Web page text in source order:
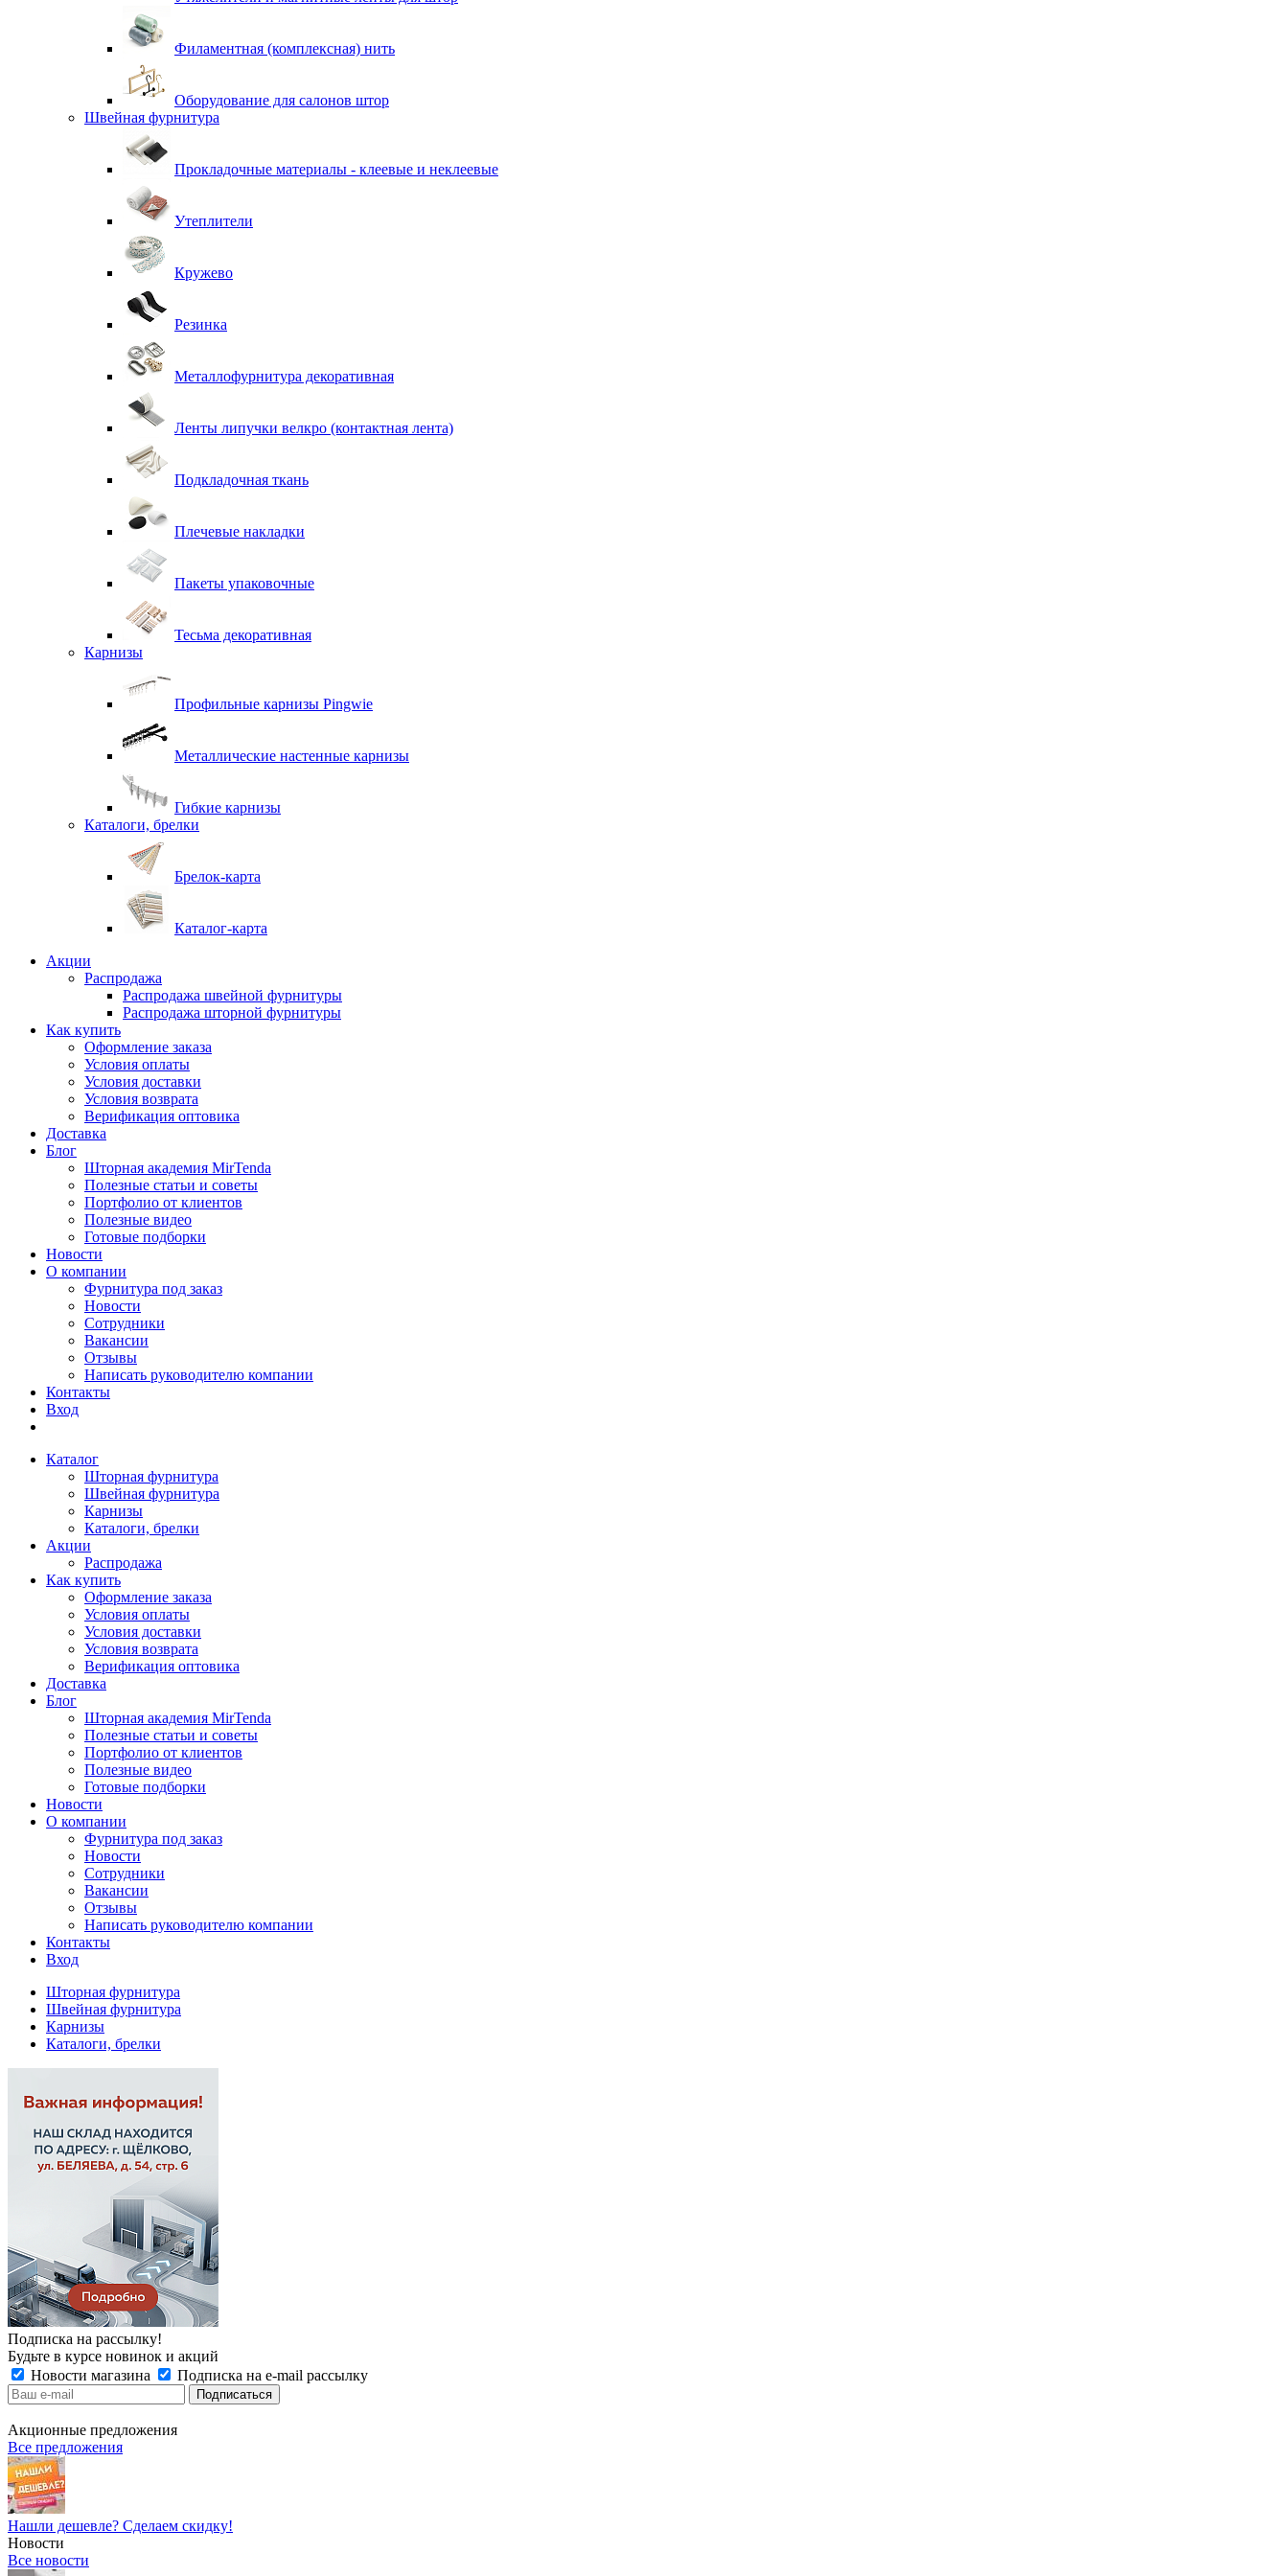
Филаментная (комплексная) нить
Оборудование для салонов штор
Швейная фурнитура
Прокладочные материалы - клеевые и неклеевые
Утеплители
Кружево
Резинка
Металлофурнитура декоративная
Ленты липучки велкро (контактная лента)
Подкладочная ткань
Плечевые накладки
Пакеты упаковочные
Тесьма декоративная
Карнизы
Профильные карнизы Pingwie
Металлические настенные карнизы
Гибкие карнизы
Каталоги, брелки
Брелок-карта
Каталог-карта
Акции
Распродажа
Распродажа швейной фурнитуры
Распродажа шторной фурнитуры
Как купить
Оформление заказа
Условия оплаты
Условия доставки
Условия возврата
Верификация оптовика
Доставка
Блог
Шторная академия MirTenda
Полезные статьи и советы
Портфолио от клиентов
Полезные видео
Готовые подборки
Новости
О компании
Фурнитура под заказ
Новости
Сотрудники
Вакансии
Отзывы
Написать руководителю компании
Контакты
Вход
Каталог
Шторная фурнитура
Швейная фурнитура
Карнизы
Каталоги, брелки
Акции
Распродажа
Как купить
Оформление заказа
Условия оплаты
Условия доставки
Условия возврата
Верификация оптовика
Доставка
Блог
Шторная академия MirTenda
Полезные статьи и советы
Портфолио от клиентов
Полезные видео
Готовые подборки
Новости
О компании
Фурнитура под заказ
Новости
Сотрудники
Вакансии
Отзывы
Написать руководителю компании
Контакты
Вход
Шторная фурнитура
Швейная фурнитура
Карнизы
Каталоги, брелки
Подписка на рассылку!
Будьте в курсе новинок и акций
Новости магазина
Подписка на e-mail рассылку
Акционные предложения
Все предложения
Нашли дешевле? Сделаем скидку!
Новости
Все новости